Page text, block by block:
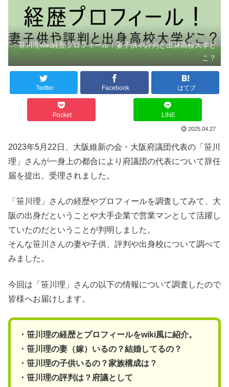
笹川理wiki経歴プロフィール！妻子供や評判と出身高校大学ど
こ？
Twitter Facebook はてブ
Pocket LINE
2025.04.27
2023年5月22日、大阪維新の会・大阪府議団代表の「笹川
理」さんが一身上の都合により府議団の代表について辞任
届を提出。受理されました。
「笹川理」さんの経歴やプロフィールを調査してみて、大
阪の出身だということや大手企業で営業マンとして活躍し
ていたのだということが判明しました。
そんな笹川さんの妻や子供、評判や出身校について調べて
みました。
今回は「笹川理」さんの以下の情報について調査したので
皆様へお届けします。
・笹川理の経歴とプロフィールをwiki風に紹介。
・笹川理の妻（嫁）いるの？結婚してるの？
・笹川理の子供いるの？家族構成は？
・笹川理の評判は？府議として